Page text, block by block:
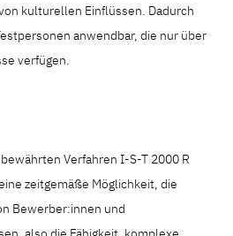
kulturellen Einflüssen. Dadurch
anwendbar, die nur über
verfügen.
Verfahren I-S-T 2000 R
zeitgemäße Möglichkeit, die
Bewerber:innen und